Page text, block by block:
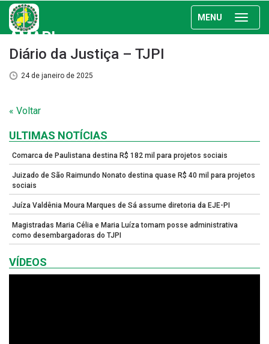
MENU
AMAPI
Diário da Justiça – TJPI
24 de janeiro de 2025
« Voltar
ULTIMAS NOTÍCIAS
Comarca de Paulistana destina R$ 182 mil para projetos sociais
Juizado de São Raimundo Nonato destina quase R$ 40 mil para projetos
sociais
Juíza Valdênia Moura Marques de Sá assume diretoria da EJE-PI
Magistradas Maria Célia e Maria Luíza tomam posse administrativa
como desembargadoras do TJPI
VÍDEOS